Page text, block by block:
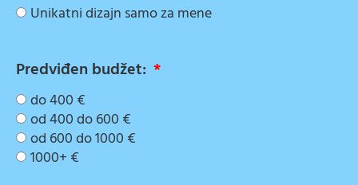
Unikatni dizajn samo za mene
Predviđen budžet:
do 400 €
od 400 do 600 €
od 600 do 1000 €
1000+ €